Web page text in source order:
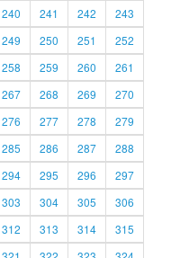
240 241 242
243
249 250 251
252
258 259 260
261
267 268 269
270
276 277 278
279
285 286 287
288
294 295 296
297
303 304 305
306
312 313 314
315